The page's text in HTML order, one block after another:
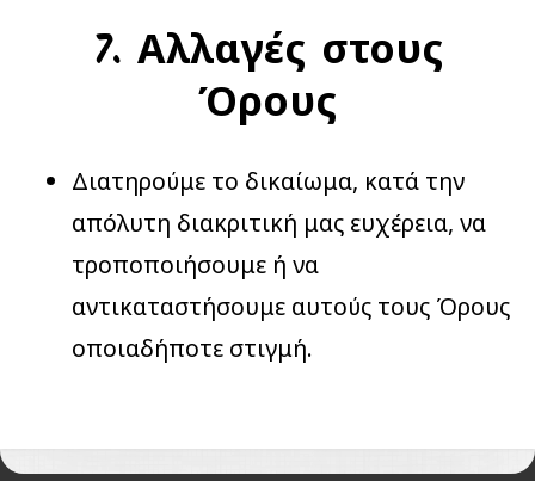
7. Αλλαγές στους
Όρους
Διατηρούμε το δικαίωμα, κατά την
απόλυτη διακριτική μας ευχέρεια, να
τροποποιήσουμε ή να
αντικαταστήσουμε αυτούς τους Όρους
οποιαδήποτε στιγμή.